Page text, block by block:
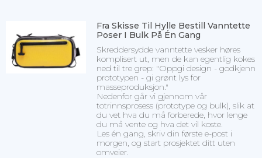
Fra Skisse Til Hylle Bestill Vanntette
Poser I Bulk På Én Gang
Skreddersydde vanntette vesker høres
komplisert ut, men de kan egentlig kokes
ned til tre grep: "Oppgi design - godkjenn
prototypen - gi grønt lys for
masseproduksjon."
Nedenfor går vi gjennom vår
totrinnsprosess (prototype og bulk), slik at
du vet hva du må forberede, hvor lenge
du må vente og hva det vil koste.
Les én gang, skriv din første e-post i
morgen, og start prosjektet ditt uten
omveier.